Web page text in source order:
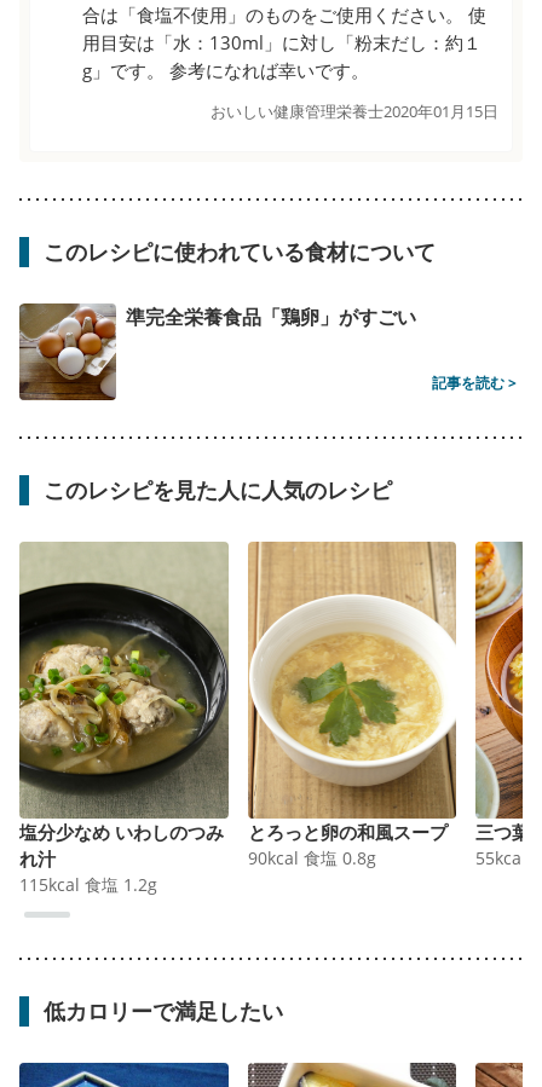
合は「食塩不使用」のものをご使用ください。 使
用目安は「水：130ml」に対し「粉末だし：約１
g」です。 参考になれば幸いです。
おいしい健康管理栄養士2020年01月15日
このレシピに使われている食材について
準完全栄養食品「鶏卵」がすごい
記事を読む >
このレシピを見た人に人気のレシピ
塩分少なめ いわしのつみ
れ汁
115kcal 食塩 1.2g
とろっと卵の和風スープ
90kcal 食塩 0.8g
三つ葉
55kcal
低カロリーで満足したい